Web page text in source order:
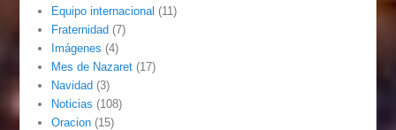
Equipo internacional (11)
Fraternidad (7)
Imágenes (4)
Mes de Nazaret (17)
Navidad (3)
Noticias (108)
Oracion (15)